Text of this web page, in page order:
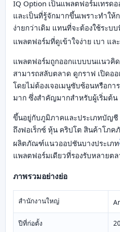
IQ Option เป็นแพลตฟอร์มเทรด
และเป็นที่รู้จักมากขึ้นเพราะทำให้
ง่ายกว่าเดิม แทนที่จะต้องใช้ระบ
แพลตฟอร์มที่ดูเข้าใจง่าย เบา แล
แพลตฟอร์มถูกออกแบบบนแนวคิ
สามารถสลับตลาด ดูกราฟ เปิดอ
โดยไม่ต้องเจอเมนูซับซ้อนหรือก
มาก ซึ่งสำคัญมากสำหรับผู้เริ่มต้น
ขึ้นอยู่กับภูมิภาคและประเภทบัญชี
ถึงฟอเร็กซ์ หุ้น คริปโต สินค้าโภค
ผลิตภัณฑ์แนวออปชันบางประเภท
แพลตฟอร์มเดียวที่รองรับหลายต
ภาพรวมอย่างย่อ
สำนักงานใหญ่
ปีที่ก่อตั้ง